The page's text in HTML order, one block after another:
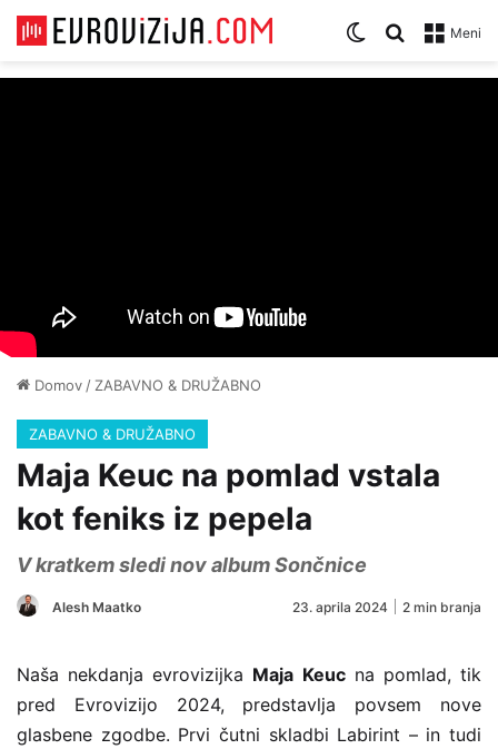
Meni
Iskanje za
Zamenjaj temo
Domov / ZABAVNO & DRUŽABNO
ZABAVNO & DRUŽABNO
Maja Keuc na pomlad vstala
kot feniks iz pepela
V kratkem sledi nov album Sončnice
Alesh Maatko 23. aprila 2024 2 min branja
Naša nekdanja evrovizijka Maja Keucna pomlad, tik
pred Evrovizijo 2024, predstavlja povsem nove
glasbene zgodbe. Prvi čutni skladbi Labirint – in tudi